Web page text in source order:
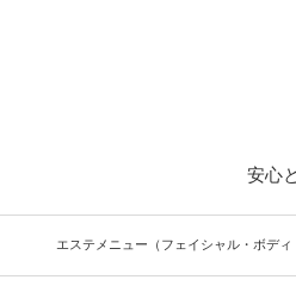
安心
エステメニュー（フェイシャル・ボディ